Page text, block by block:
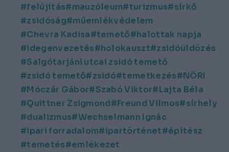
felújítás mauzóleum turizmus
sírkő
zsidóság
műemlékvédelem
Chevra Kadisa
temető
halottak napja
idegenvezetés
holokauszt
zsidóüldözés
Salgótarjáni utcai zsidó temető
zsidó temető
zsidó temetkezés
NÖRI
Móczár Gábor
Szabó Viktor
Lajta Béla
Quittner Zsigmond
Freund Vilmos
sírhely
dualizmus
Wechselmann Ignác
ipari forradalom
ipartörténet
építész
temetés
emlékezet